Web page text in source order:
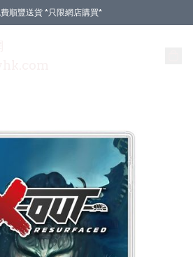
順豐送貨 *只限網店購買*